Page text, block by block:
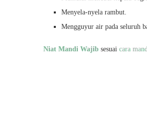
Menyela-nyela rambut.
Mengguyur air pada seluruh
Niat Mandi Wajib sesuai cara